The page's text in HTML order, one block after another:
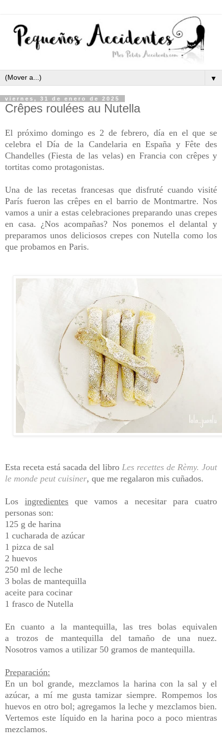
▼
viernes, 31 de enero de 2025
Crêpes roulées au Nutella
El próximo domingo es 2 de febrero, día en el que se
celebra el Día de la Candelaria en España y Fête des
Chandelles (Fiesta de las velas) en Francia con crêpes y
tortitas como protagonistas.
Una de las recetas francesas que disfruté cuando visité
París fueron las crêpes en el barrio de Montmartre. Nos
vamos a unir a estas celebraciones preparando unas crepes
en casa. ¿Nos acompañas? Nos ponemos el delantal y
preparamos unos deliciosos crepes con Nutella como los
que probamos en Paris.
Esta receta está sacada del libro Les recettes de Rèmy. Jout
le monde peut cuisiner, que me regalaron mis cuñados.
Losingredientes que vamos a necesitar para cuatro
personas son:
125 g de harina
1 cucharada de azúcar
1 pizca de sal
2 huevos
250 ml de leche
3 bolas de mantequilla
aceite para cocinar
1 frasco de Nutella
En cuanto a la mantequilla, las tres bolas equivalen
a trozos de mantequilla del tamaño de una nuez.
Nosotros vamos a utilizar 50 gramos de mantequilla.
Preparación:
En un bol grande, mezclamos la harina con la sal y el
azúcar, a mí me gusta tamizar siempre. Rompemos los
huevos en otro bol; agregamos la leche y mezclamos bien.
Vertemos este líquido en la harina poco a poco mientras
mezclamos.